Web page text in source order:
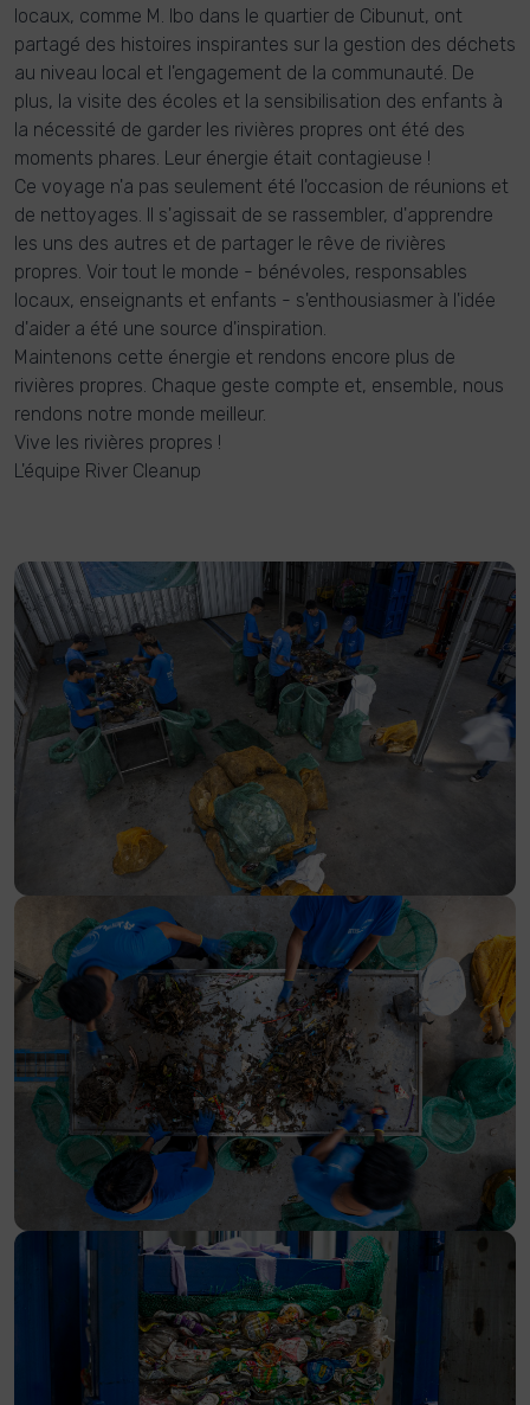
locaux, comme M. Ibo dans le quartier de Cibunut, ont
partagé des histoires inspirantes sur la gestion des déchets
au niveau local et l'engagement de la communauté. De
plus, la visite des écoles et la sensibilisation des enfants à
la nécessité de garder les rivières propres ont été des
moments phares. Leur énergie était contagieuse !
Ce voyage n'a pas seulement été l'occasion de réunions et
de nettoyages. Il s'agissait de se rassembler, d'apprendre
les uns des autres et de partager le rêve de rivières
propres. Voir tout le monde - bénévoles, responsables
locaux, enseignants et enfants - s'enthousiasmer à l'idée
d'aider a été une source d'inspiration.
Maintenons cette énergie et rendons encore plus de
rivières propres. Chaque geste compte et, ensemble, nous
rendons notre monde meilleur.
Vive les rivières propres !
L'équipe River Cleanup